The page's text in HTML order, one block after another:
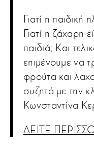
Γιατί η παιδική
Γιατί η ζάχαρη
παιδιά; Και
επιμένουμε να
φρούτα και
συζητά με την
Κωνσταντίνα
ΔΕΙΤΕ